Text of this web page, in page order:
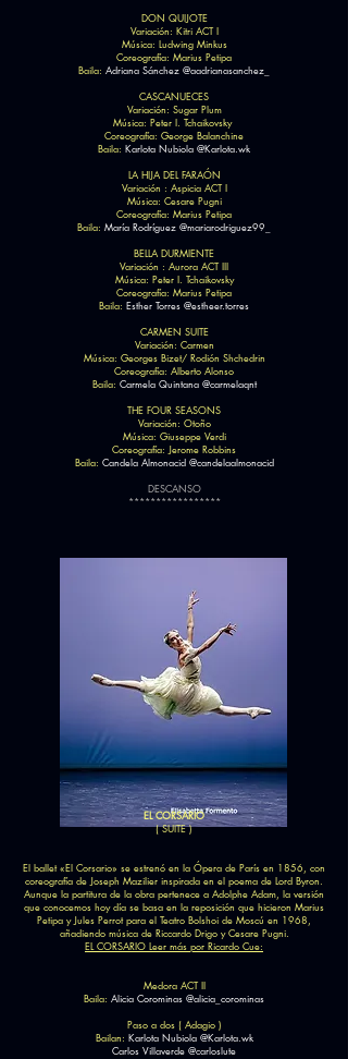
DON QUIJOTE
Variación: Kitri ACT I
Música: Ludwing Minkus
Coreografía: Marius Petipa
Baila: Adriana Sánchez @aadrianasanchez_
CASCANUECES
Variación: Sugar Plum
Música: Peter I. Tchaikovsky
Coreografía: George Balanchine
Baila: Karlota Nubiola @Karlota.wk
LA HIJA DEL FARAÓN
Variación : Aspicia ACT I
Música: Cesare Pugni
Coreografía: Marius Petipa
Baila: María Rodríguez @mariarodriguez99_
BELLA DURMIENTE
Variación : Aurora ACT III
Música: Peter I. Tchaikovsky
Coreografía: Marius Petipa
Baila: Esther Torres @estheer.torres
CARMEN SUITE
Variación: Carmen
Música: Georges Bizet/ Rodión Shchedrin
Coreografía: Alberto Alonso
Baila: Carmela Quintana @carmelaqnt
THE FOUR SEASONS
Variación: Otoño
Música: Giuseppe Verdi
Coreografía: Jerome Robbins
Baila: Candela Almonacid @candelaalmonacid
DESCANSO
*****************
EL CORSARIO
( SUITE )
El ballet «El Corsario» se estrenó en la Ópera de París en 1856, con
coreografía de Joseph Mazilier inspirada en el poema de Lord Byron.
Aunque la partitura de la obra pertenece a Adolphe Adam, la versión
que conocemos hoy día se basa en la reposición que hicieron Marius
Petipa y Jules Perrot para el Teatro Bolshoi de Moscú en 1968,
añadiendo música de Riccardo Drigo y Cesare Pugni.
EL CORSARIO Leer más por Ricardo Cue:
Medora ACT II
Baila: Alicia Corominas @alicia_corominas
Paso a dos ( Adagio )
Bailan: Karlota Nubiola @Karlota.wk
Carlos Villaverde @carloslute